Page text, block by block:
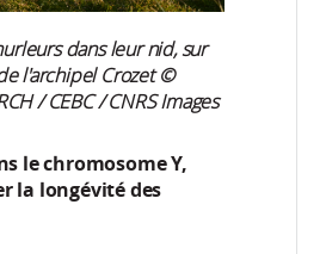
dans leur nid, sur
l'archipel Crozet ©
/ CEBC / CNRS Images
le chromosome Y,
la longévité des